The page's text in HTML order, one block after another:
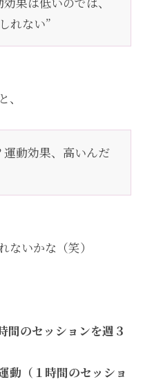
れない”
動効果、高いんだ
いかな（笑）
のセッションを週３
動（１時間のセッショ